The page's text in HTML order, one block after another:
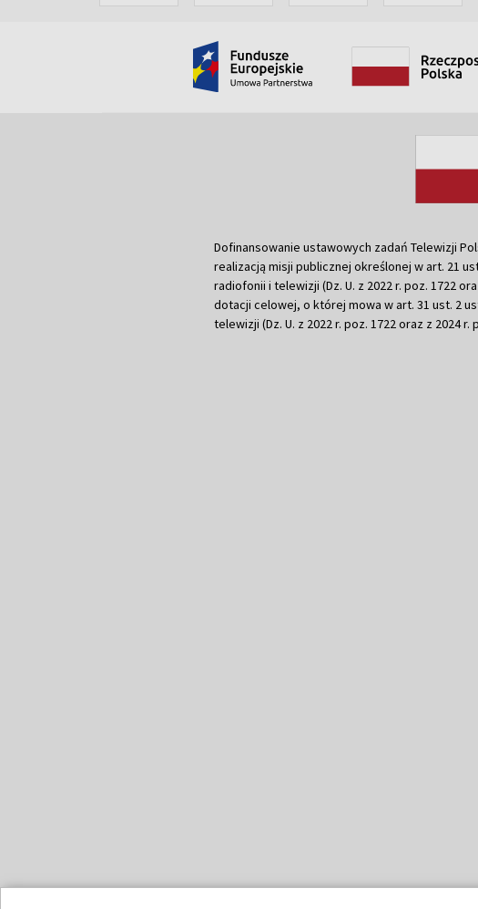
Dofinansowanie ustawowych zadań Telewizji
realizacją misji publicznej określonej w art. 21
radiofonii i telewizji (Dz. U. z 2022 r. poz. 1722
dotacji celowej, o której mowa w art. 31 ust. 2
telewizji (Dz. U. z 2022 r. poz. 1722 oraz z 2024 r.